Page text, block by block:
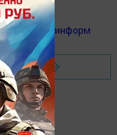
- Мензеля-информ